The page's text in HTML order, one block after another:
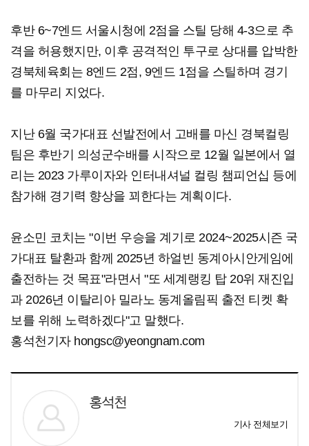
후반 6~7엔드 서울시청에 2점을 스틸 당해 4-3으로 추
격을 허용했지만, 이후 공격적인 투구로 상대를 압박한
경북체육회는 8엔드 2점, 9엔드 1점을 스틸하며 경기
를 마무리 지었다.
지난 6월 국가대표 선발전에서 고배를 마신 경북컬링
팀은 후반기 의성군수배를 시작으로 12월 일본에서 열
리는 2023 가루이자와 인터내셔널 컬링 챔피언십 등에
참가해 경기력 향상을 꾀한다는 계획이다.
윤소민 코치는 "이번 우승을 계기로 2024~2025시즌 국
가대표 탈환과 함께 2025년 하얼빈 동계아시안게임에
출전하는 것 목표"라면서 "또 세계랭킹 탑 20위 재진입
과 2026년 이탈리아 밀라노 동계올림픽 출전 티켓 확
보를 위해 노력하겠다"고 말했다.
홍석천기자 hongsc@yeongnam.com
홍석천
기사 전체보기